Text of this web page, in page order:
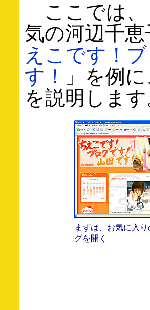
ここでは、
気の河辺千
えこです！
す！
」を例
を説明しま
まずは、お気に入り
グを開く